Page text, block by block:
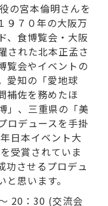
の宮本倫明さんを
９７０年の大阪万
、食博覧会・大阪
された北本正孟さ
覧会やイベントの
愛知の「愛地球
補佐を務めたほ
」、三重県の「美
ロデュースを手掛
日本イベント大
受賞されていま
功させるプロデュ
思います。
20：30 (交流会